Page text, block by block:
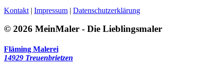
Kontakt | Impressum | Datenschutzerklärung
© 2026 MeinMaler - Die Lieblingsmaler
Fläming Malerei
14929 Treuenbrietzen